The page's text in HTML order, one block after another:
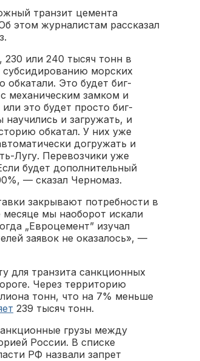
транзит цемента
этом журналистам рассказал
230 или 240 тысяч тонн в
морских
Это будет биг-
механическим замком и
это будет просто биг-
и загружать, и
обкатал. У них уже
догружать и
Лугу. Перевозчики уже
будет дополнительный
— сказал Черномаз.
закрывают потребности в
месяце мы наоборот искали
„Евроцемент” изучал
заявок не оказалось», —
для транзита санкционных
Через территорию
тонн, что на 7% меньше
239 тысяч тонн.
грузы между
России. В списке
РФ назвали запрет